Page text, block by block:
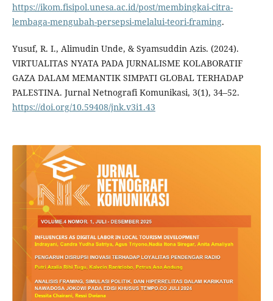
https://ikom.fisipol.unesa.ac.id/post/membingkai-citra-
lembaga-mengubah-persepsi-melalui-teori-framing.
Yusuf, R. I., Alimudin Unde, & Syamsuddin Azis. (2024).
VIRTUALITAS NYATA PADA JURNALISME KOLABORATIF
GAZA DALAM MEMANTIK SIMPATI GLOBAL TERHADAP
PALESTINA. Jurnal Netnografi Komunikasi, 3(1), 34–52.
https://doi.org/10.59408/jnk.v3i1.43